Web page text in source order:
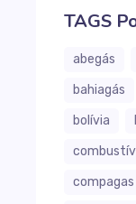
TAGS
abegás
bahiagás
bolívia
compagas